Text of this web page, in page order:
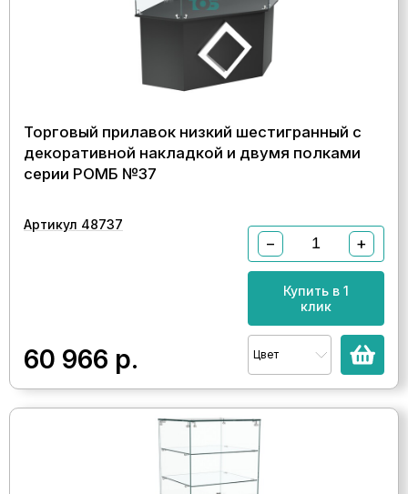
Торговый прилавок низкий шестигранный с
декоративной накладкой и двумя полками
серии РОМБ №37
Артикул 48737
60 966 р.
− +
Купить в 1
клик
Цвет